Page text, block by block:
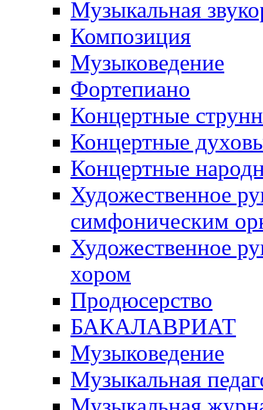
Музыкальная
Композиция
Музыковедение
Фортепиано
Концертные
Концертные
Концертные
Художественное
симфоническим
Художественное
хором
Продюсерство
БАКАЛАВРИАТ
Музыковедение
Музыкальная